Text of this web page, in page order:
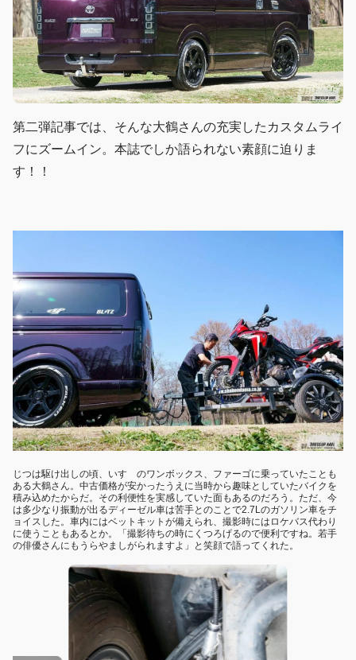
第二弾記事では、そんな大鶴さんの充実したカスタムライ
フにズームイン。本誌でしか語られない素顔に迫りま
す！！
じつは駆け出しの頃、いすゞのワンボックス、ファーゴに乗っていたことも
ある大鶴さん。中古価格が安かったうえに当時から趣味としていたバイクを
積み込めたからだ。その利便性を実感していた面もあるのだろう。ただ、今
は多少なり振動が出るディーゼル車は苦手とのことで2.7Lのガソリン車をチ
ョイスした。車内にはベットキットが備えられ、撮影時にはロケバス代わり
に使うこともあるとか。「撮影待ちの時にくつろげるので便利ですね。若手
の俳優さんにもうらやましがられますよ」と笑顔で語ってくれた。